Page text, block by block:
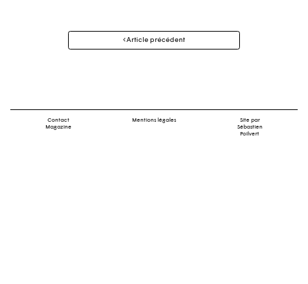
Navigation
Article précédent
Contact
Magazine
Mentions légales
Site par
Sébastien
Poilvert